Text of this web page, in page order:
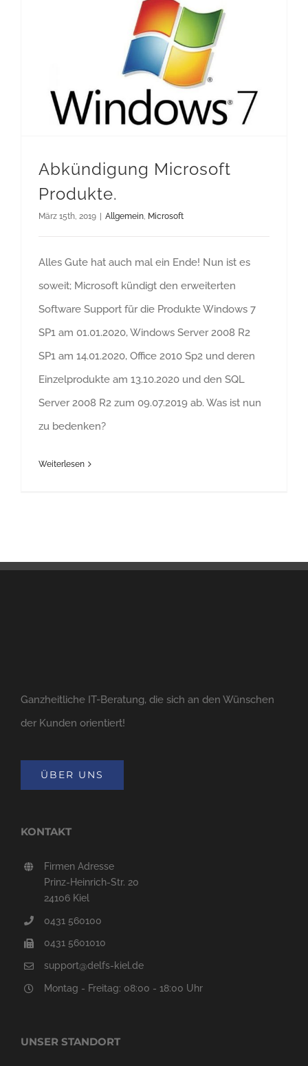
Abkündigung Microsoft
Produkte.
März 15th, 2019 | Allgemein Microsoft
Alles Gute hat auch mal ein Ende! Nun ist es
soweit; Microsoft kündigt den erweiterten
Software Support für die Produkte Windows 7
SP1 am 01.01.2020, Windows Server 2008 R2
SP1 am 14.01.2020, Office 2010 Sp2 und deren
Einzelprodukte am 13.10.2020 und den SQL
Server 2008 R2 zum 09.07.2019 ab. Was ist nun
zu bedenken?
Weiterlesen
Ganzheitliche IT-Beratung, die sich an den Wünschen
der Kunden orientiert!
ÜBER UNS
KONTAKT
Firmen Adresse
Prinz-Heinrich-Str. 20
24106 Kiel
0431 560100
0431 5601010
support@delfs-kiel.de
Montag - Freitag: 08:00 - 18:00 Uhr
UNSER STANDORT